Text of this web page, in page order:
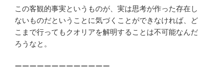
この客観的事実というものが、実は思考が作った存在し
ないものだということに気づくことができなければ、ど
こまで行ってもクオリアを解明することは不可能なんだ
ろうなと。
ーーーーーーーーーーーーー